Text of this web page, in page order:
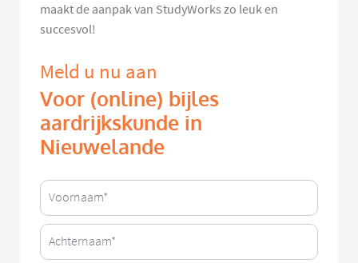
maakt de aanpak van StudyWorks zo leuk en
succesvol!
Meld u nu aan
Voor (online) bijles
aardrijkskunde in
Nieuwelande